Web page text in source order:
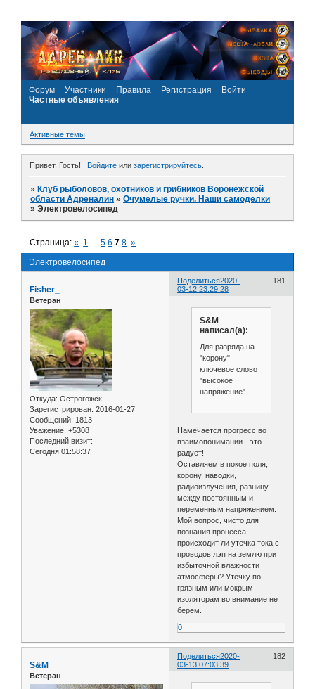
Форум Участники Правила Регистрация
Войти
Частные объявления
Активные темы
Привет, Гость! Войдитеили зарегистрируйтесь.
»Клуб рыболовов, охотников и грибников Воронежской
области Адреналин »Очумелые ручки. Наши самоделки
»Электровелосипед
Электровелосипед
Страница:« 1 … 5 6 7 8 »
Поделиться 181
2020-
03-12 23:29:28
Fisher_
Ветеран
Откуда: Острогожск
Зарегистрирован: 2016-01-27
Сообщений: 1813
Уважение: +5308
Последний визит:
Сегодня 01:58:37
S&M
написал(а):
Для разряда на
"корону"
ключевое слово
"высокое
напряжение".
Намечается прогресс во
взаимопонимании - это
радует!
Оставляем в покое поля,
корону, наводки,
радиоизлучения, разницу
между постоянным и
переменным напряжением.
Мой вопрос, чисто для
познания процесса -
происходит ли утечка тока с
проводов лэп на землю при
избыточной влажности
атмосферы? Утечку по
грязным или мокрым
изоляторам во внимание не
берем.
0
Поделиться 182
2020-
03-13 07:03:39
S&M
Ветеран